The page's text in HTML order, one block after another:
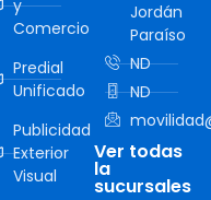
y
Comercio
Predial
Unificado
Publicidad
Exterior
Visual
Jordán
Paraíso
ND
ND
Ver todas
la
sucursales